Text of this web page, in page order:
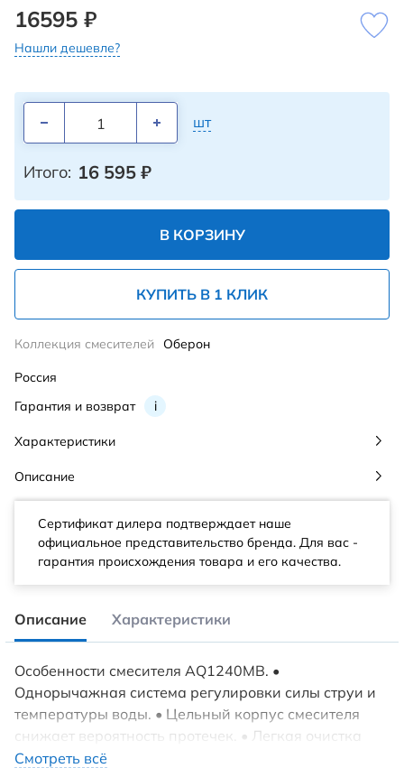
16595 ₽
Нашли дешевле?
шт
Итого: 16 595 ₽
В КОРЗИНУ
КУПИТЬ В 1 КЛИК
Гарантия и возврат i
Коллекция смесителей Оберон
Россия
Характеристики
Описание
Сертификат дилера подтверждает наше
официальное представительство бренда. Для вас -
гарантия происхождения товара и его качества.
Описание Характеристики
Особенности смесителя AQ1240MB. •
Однорычажная система регулировки силы струи и
температуры воды. • Цельный корпус смесителя
снижает вероятность протечек. • Легкая очистка
аэратора. • Латунный вытяжной переключатель на
Смотреть всё